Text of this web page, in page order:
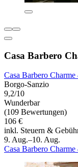
Casa Barbero
Casa Barbero
Borgo-Sanzio
9,2/10
Wunderbar
(109 Bewertungen)
106 €
inkl. Steuern &
9. Aug.–10. Aug.
Casa Barbero